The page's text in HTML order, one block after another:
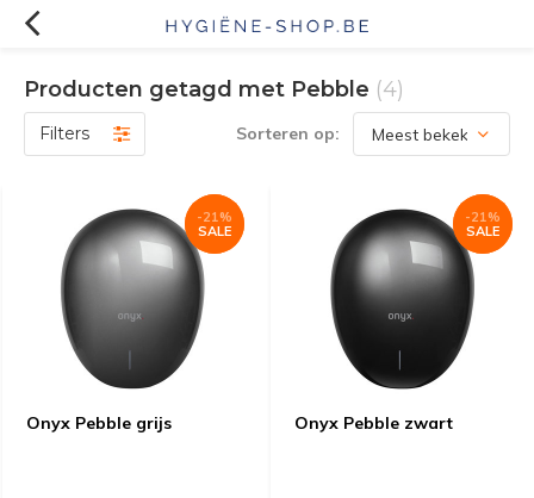
Producten getagd met Pebble (4)
Filters Sorteren op:
Onyx Pebble grijs
-21%
SALE
-21%
SALE
Onyx Pebble zwart
-21%
SALE
-21%
SALE